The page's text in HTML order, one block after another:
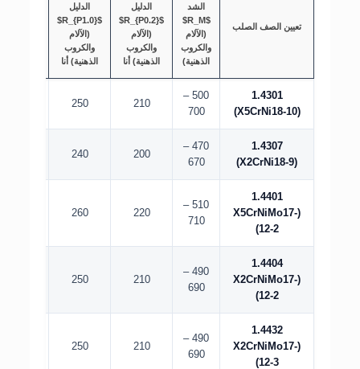
تعيين الصف الصلب
الشد
$R_M$
(الآلام
والكروب
الذهنية)
الدليل
$R_{P0.2}$
(الآلام
والكروب
الذهنية) أنا
الدليل
$R_{P1.0}$
(الآلام
والكروب
الذهنية) أنا
1.4301
(X5CrNi18-10)
500 –
700
210
250
1.4307
(X2CrNi18-9)
470 –
670
200
240
1.4401
(X5CrNiMo17-
12-2)
510 –
710
220
260
1.4404
(X2CrNiMo17-
12-2)
490 –
690
210
250
1.4432
(X2CrNiMo17-
12-3)
490 –
690
210
250